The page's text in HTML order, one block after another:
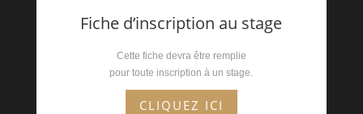
Fiche d’inscription au stage
Cette fiche devra être remplie
pour toute inscription à un stage.
CLIQUEZ ICI